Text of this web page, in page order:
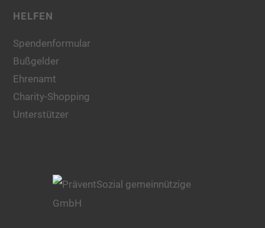
HELFEN
Spendenformular
Bußgelder
Ehrenamt
Charity-Shopping
Unterstützer